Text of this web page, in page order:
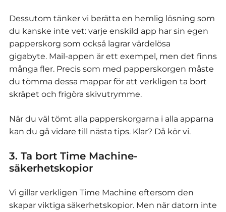
Dessutom tänker vi berätta en hemlig lösning som
du kanske inte vet: varje enskild app har sin egen
papperskorg som också lagrar värdelösa
gigabyte. Mail-appen är ett exempel, men det finns
många fler. Precis som med papperskorgen måste
du tömma dessa mappar för att verkligen ta bort
skräpet och frigöra skivutrymme.
När du väl tömt alla papperskorgarna i alla apparna
kan du gå vidare till nästa tips. Klar? Då kör vi.
3. Ta bort Time Machine-
säkerhetskopior
Vi gillar verkligen Time Machine eftersom den
skapar viktiga säkerhetskopior. Men när datorn inte